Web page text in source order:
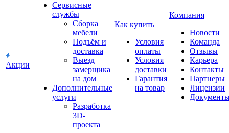
Акции
Сервисные
службы
Сборка
мебели
Подъём и
доставка
Выезд
замерщика
на дом
Дополнительные
услуги
Разработка
3D-
проекта
Как купить
Условия
оплаты
Условия
доставки
Гарантия
на товар
Компания
Новости
Команда
Отзывы
Карьера
Контакты
Партнеры
Лицензии